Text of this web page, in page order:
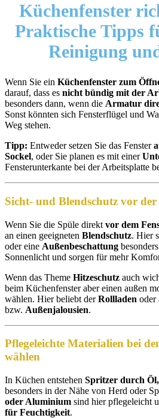
Küchenfenster
Praktische Tipps
Reinigung
Wenn Sie ein Küchenfenster zum
darauf, dass es nicht bündig mit der
besonders dann, wenn die Armatur
Sonst könnten sich Fensterflügel und
Weg stehen.
Tipp: Entweder setzen Sie das Fenster
Sockel, oder Sie planen es mit einer
Fensterunterkante bei der Arbeitsplatte
Sicht- und Blendschutz vor der
Wenn Sie die Spüle direkt vor dem
an einen geeigneten Blendschutz. Hier
oder eine Außenbeschattung
Sonnenlicht und sorgen für mehr
Wenn das Theme Hitzeschutz auch
beim Küchenfenster aber einen außen
wählen. Hier beliebt derRollladen oder
bzw. Außenjalousien.
Pflegeleichte Materialien bei
wählen
In Küchen entstehen Spritzer durch
besonders in der Nähe von Herd oder
oder Aluminium sind hier pflegeleicht
für Feuchtigkeit.